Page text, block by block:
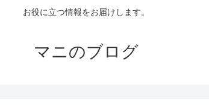
お役に立つ情報をお届けします。
マニのブログ